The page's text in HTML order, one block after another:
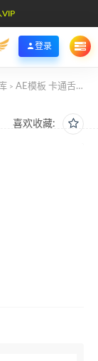
VIP
登录
> AE模板 卡通舌头可爱表情花字弹幕元素
喜欢收藏: